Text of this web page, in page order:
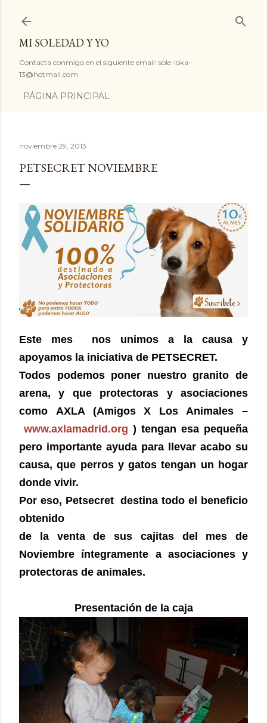
MI SOLEDAD Y YO
Contacta conmigo en el siguiente email: sole-loka-
13@hotmail.com
PÁGINA PRINCIPAL
noviembre 29, 2013
PETSECRET NOVIEMBRE
Este mes nos unimos a la causa y
apoyamos la iniciativa de PETSECRET.
Todos podemos poner nuestro granito de
arena, y que protectoras y asociaciones
como AXLA (Amigos X Los Animales –
www.axlamadrid.org ) tengan esa pequeña
pero importante ayuda para llevar acabo su
causa, que perros y gatos tengan un hogar
donde vivir.
Por eso, Petsecret destina todo el beneficio
obtenido
de la venta de sus cajitas del mes de
Noviembre íntegramente a asociaciones y
protectoras de animales.
Presentación de la caja